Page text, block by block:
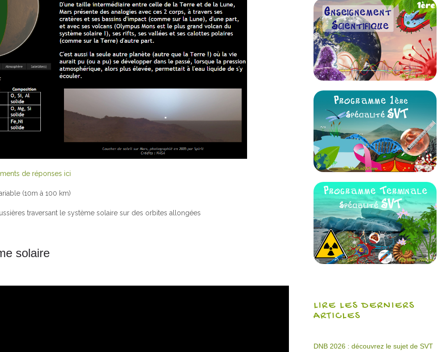
de réponses ici
(10m à 100 km)
traversant le système solaire sur des orbites allongées
solaire
LIRE LES DERNIERS
ARTICLES
DNB 2026 : découvrez le sujet de SVT